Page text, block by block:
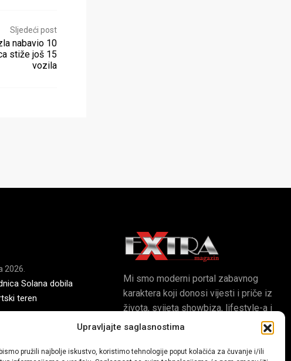
Upravljajte saglasnostima
pružili najbolje iskustvo, koristimo tehnologije poput kolačića za čuvanje i/ili
Sljedeći post
nabavio 10
stiže još 15
vozila
2026.
Solana dobila
teren
2026.
nove fiskulturne
Mi smo moderni portal zabavnog
karaktera koji donosi vijesti i priče iz
života, svijeta showbiza, lifestyle-a i
popularne kulture.